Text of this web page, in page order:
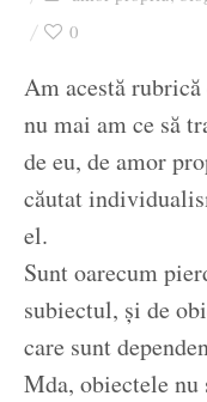
0
Am acestă rubrică
nu mai am ce să
de eu, de amor
căutat
el.
Sunt oarecum
subiectul, și de
care sunt
Mda, obiectele nu